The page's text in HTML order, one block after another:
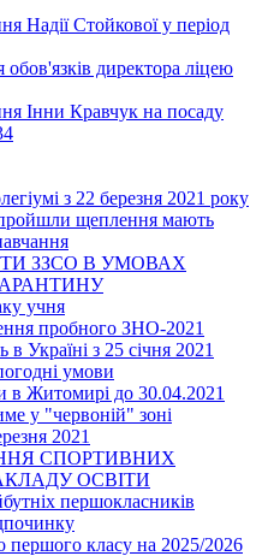
Надії Стойкової у період
директора ліцею
Інни Кравчук на посаду
з 22 березня 2021 року
щеплення мають
ЗЗСО В УМОВАХ
учня
пробного ЗНО-2021
Україні з 25 січня 2021
умови
в Житомирі до 30.04.2021
у "червоній" зоні
2021
СПОРТИВНИХ
ОСВІТИ
першокласників
першого класу на 2025/2026